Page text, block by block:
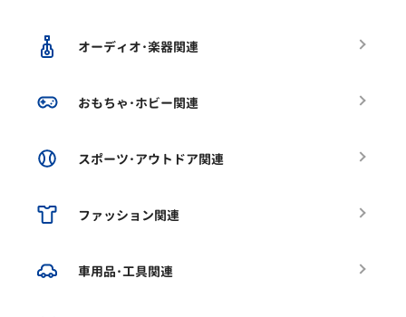
オーディオ･楽器関連
おもちゃ･ホビー関連
スポーツ･アウトドア関連
ファッション関連
車用品･工具関連